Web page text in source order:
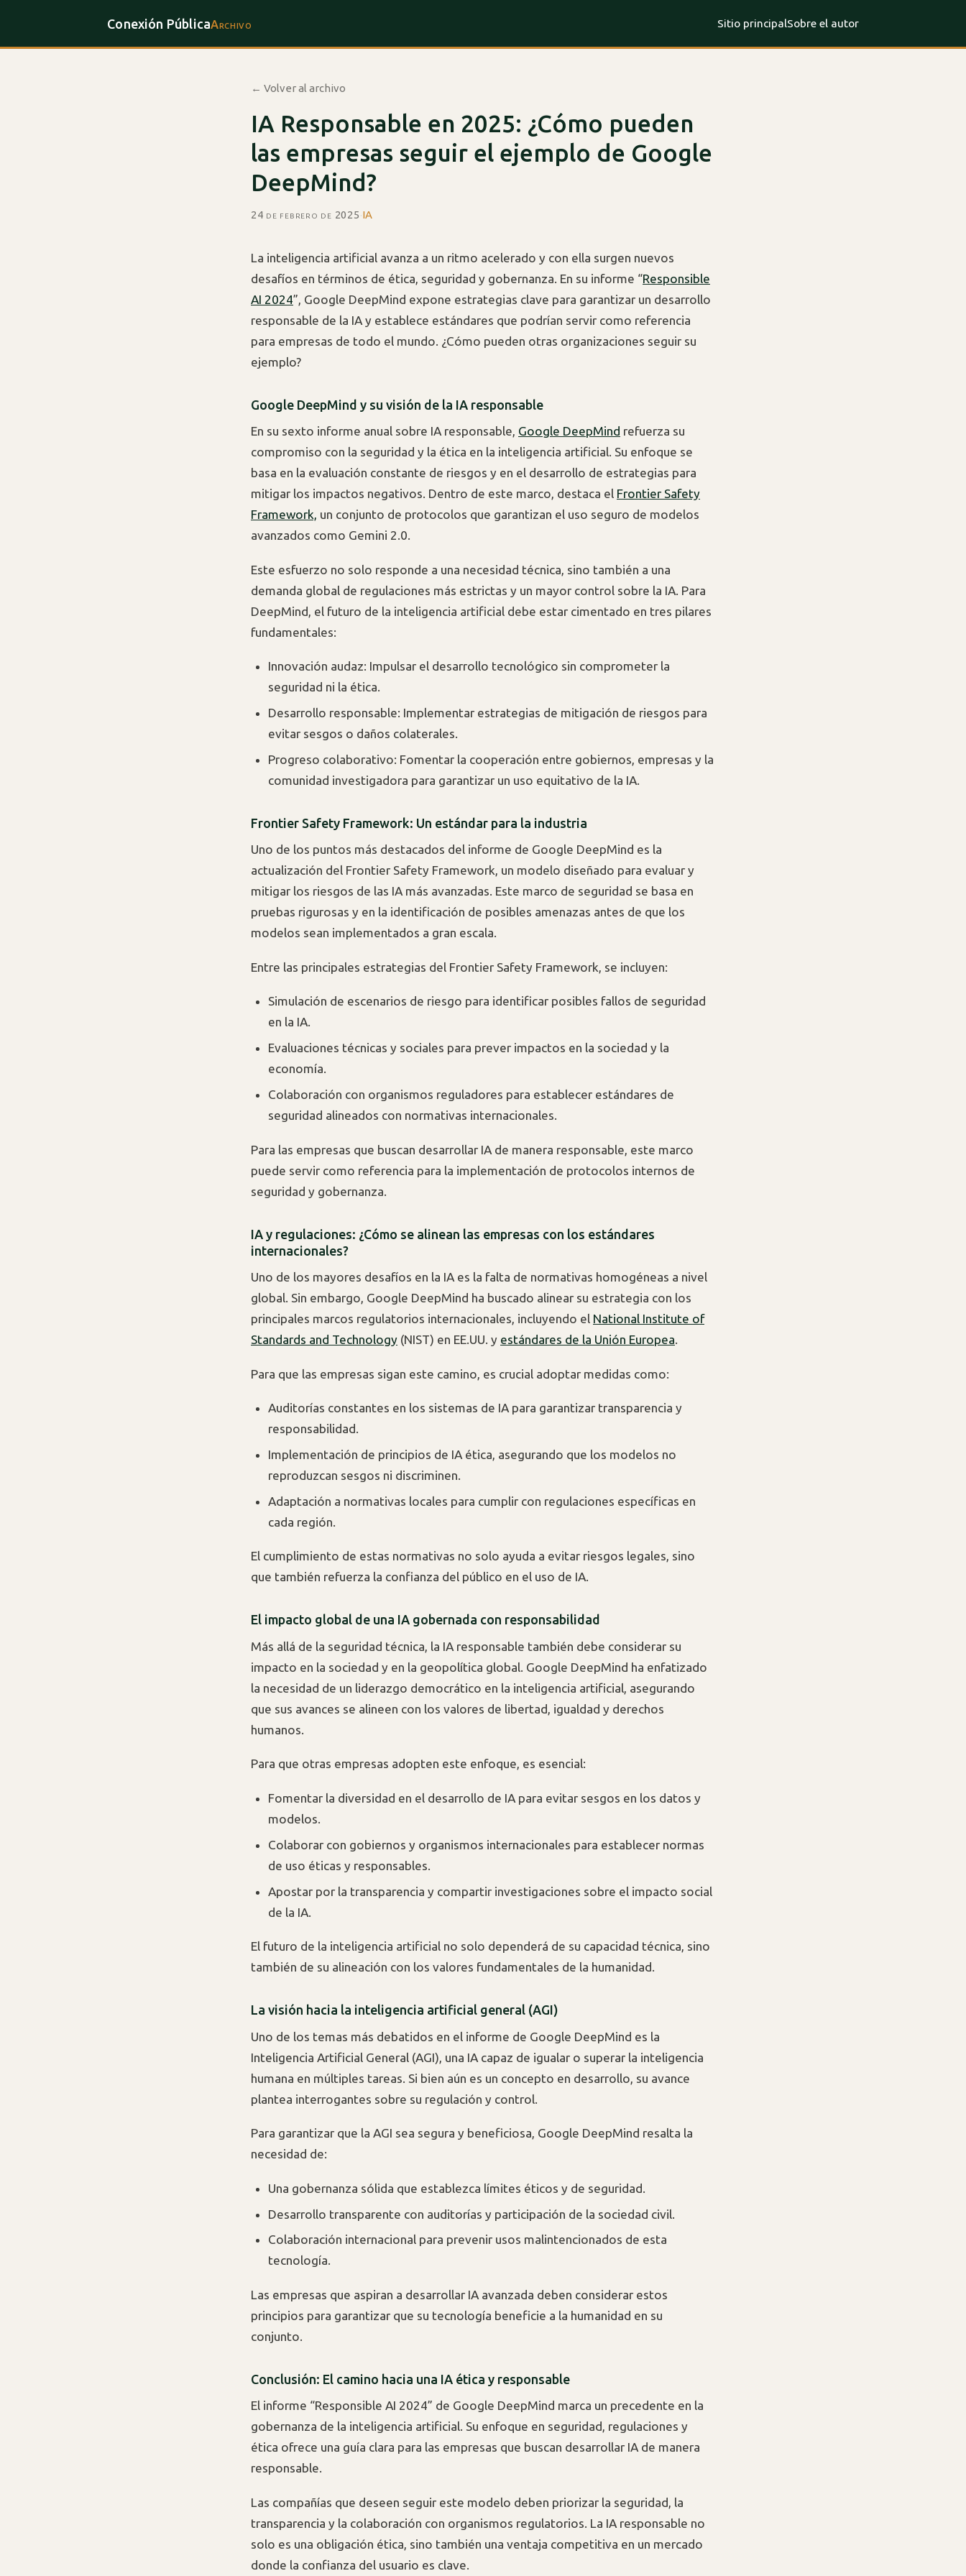
Conexión PúblicaArchivo Sitio principalSobre el autor
← Volver al archivo
IA Responsable en 2025: ¿Cómo pueden
las empresas seguir el ejemplo de Google
DeepMind?
24 de febrero de 2025·IA
La inteligencia artificial avanza a un ritmo acelerado y con ella surgen nuevos
desafíos en términos de ética, seguridad y gobernanza. En su informe “Responsible
AI 2024”, Google DeepMind expone estrategias clave para garantizar un desarrollo
responsable de la IA y establece estándares que podrían servir como referencia
para empresas de todo el mundo. ¿Cómo pueden otras organizaciones seguir su
ejemplo?
Google DeepMind y su visión de la IA responsable
En su sexto informe anual sobre IA responsable, Google DeepMind refuerza su
compromiso con la seguridad y la ética en la inteligencia artificial. Su enfoque se
basa en la evaluación constante de riesgos y en el desarrollo de estrategias para
mitigar los impactos negativos. Dentro de este marco, destaca el Frontier Safety
Framework, un conjunto de protocolos que garantizan el uso seguro de modelos
avanzados como Gemini 2.0.
Este esfuerzo no solo responde a una necesidad técnica, sino también a una
demanda global de regulaciones más estrictas y un mayor control sobre la IA. Para
DeepMind, el futuro de la inteligencia artificial debe estar cimentado en tres pilares
fundamentales:
Innovación audaz: Impulsar el desarrollo tecnológico sin comprometer la
seguridad ni la ética.
Desarrollo responsable: Implementar estrategias de mitigación de riesgos para
evitar sesgos o daños colaterales.
Progreso colaborativo: Fomentar la cooperación entre gobiernos, empresas y la
comunidad investigadora para garantizar un uso equitativo de la IA.
Frontier Safety Framework: Un estándar para la industria
Uno de los puntos más destacados del informe de Google DeepMind es la
actualización del Frontier Safety Framework, un modelo diseñado para evaluar y
mitigar los riesgos de las IA más avanzadas. Este marco de seguridad se basa en
pruebas rigurosas y en la identificación de posibles amenazas antes de que los
modelos sean implementados a gran escala.
Entre las principales estrategias del Frontier Safety Framework, se incluyen:
Simulación de escenarios de riesgo para identificar posibles fallos de seguridad
en la IA.
Evaluaciones técnicas y sociales para prever impactos en la sociedad y la
economía.
Colaboración con organismos reguladores para establecer estándares de
seguridad alineados con normativas internacionales.
Para las empresas que buscan desarrollar IA de manera responsable, este marco
puede servir como referencia para la implementación de protocolos internos de
seguridad y gobernanza.
IA y regulaciones: ¿Cómo se alinean las empresas con los estándares
internacionales?
Uno de los mayores desafíos en la IA es la falta de normativas homogéneas a nivel
global. Sin embargo, Google DeepMind ha buscado alinear su estrategia con los
principales marcos regulatorios internacionales, incluyendo el National Institute of
Standards and Technology (NIST) en EE.UU. y estándares de la Unión Europea.
Para que las empresas sigan este camino, es crucial adoptar medidas como:
Auditorías constantes en los sistemas de IA para garantizar transparencia y
responsabilidad.
Implementación de principios de IA ética, asegurando que los modelos no
reproduzcan sesgos ni discriminen.
Adaptación a normativas locales para cumplir con regulaciones específicas en
cada región.
El cumplimiento de estas normativas no solo ayuda a evitar riesgos legales, sino
que también refuerza la confianza del público en el uso de IA.
El impacto global de una IA gobernada con responsabilidad
Más allá de la seguridad técnica, la IA responsable también debe considerar su
impacto en la sociedad y en la geopolítica global. Google DeepMind ha enfatizado
la necesidad de un liderazgo democrático en la inteligencia artificial, asegurando
que sus avances se alineen con los valores de libertad, igualdad y derechos
humanos.
Para que otras empresas adopten este enfoque, es esencial:
Fomentar la diversidad en el desarrollo de IA para evitar sesgos en los datos y
modelos.
Colaborar con gobiernos y organismos internacionales para establecer normas
de uso éticas y responsables.
Apostar por la transparencia y compartir investigaciones sobre el impacto social
de la IA.
El futuro de la inteligencia artificial no solo dependerá de su capacidad técnica, sino
también de su alineación con los valores fundamentales de la humanidad.
La visión hacia la inteligencia artificial general (AGI)
Uno de los temas más debatidos en el informe de Google DeepMind es la
Inteligencia Artificial General (AGI), una IA capaz de igualar o superar la inteligencia
humana en múltiples tareas. Si bien aún es un concepto en desarrollo, su avance
plantea interrogantes sobre su regulación y control.
Para garantizar que la AGI sea segura y beneficiosa, Google DeepMind resalta la
necesidad de:
Una gobernanza sólida que establezca límites éticos y de seguridad.
Desarrollo transparente con auditorías y participación de la sociedad civil.
Colaboración internacional para prevenir usos malintencionados de esta
tecnología.
Las empresas que aspiran a desarrollar IA avanzada deben considerar estos
principios para garantizar que su tecnología beneficie a la humanidad en su
conjunto.
Conclusión: El camino hacia una IA ética y responsable
El informe “Responsible AI 2024” de Google DeepMind marca un precedente en la
gobernanza de la inteligencia artificial. Su enfoque en seguridad, regulaciones y
ética ofrece una guía clara para las empresas que buscan desarrollar IA de manera
responsable.
Las compañías que deseen seguir este modelo deben priorizar la seguridad, la
transparencia y la colaboración con organismos regulatorios. La IA responsable no
solo es una obligación ética, sino también una ventaja competitiva en un mercado
donde la confianza del usuario es clave.